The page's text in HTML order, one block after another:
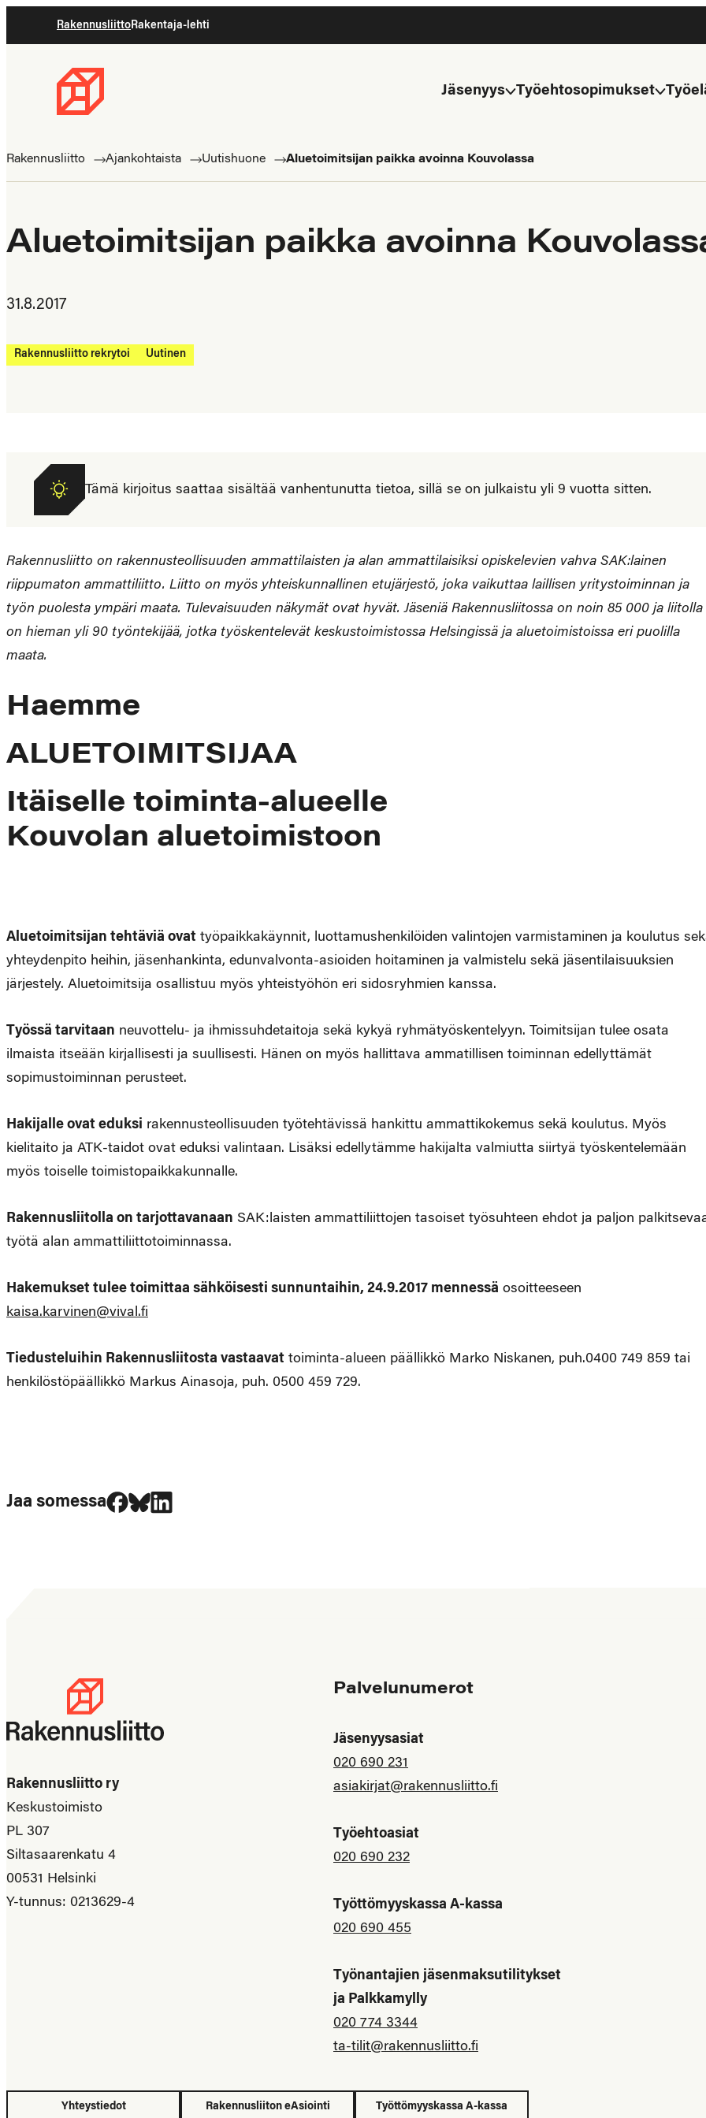
suoraan
RakennusliittoRakentaja-lehti
Rakennusliitto
ammattilaisten
Jäsenyys Työehtosopimukset
Rakennusliitto Ajankohtaista Uutishuone Aluetoimitsijan paikka avoinna Kouvolassa
Aluetoimitsijan paikka avoinna
31.8.2017
Rakennusliitto rekrytoi Uutinen
Tämä kirjoitus saattaa sisältää vanhentunutta tietoa, sillä se on julkaistu yli 9 vuotta sitten.
Rakennusliitto on rakennusteollisuuden ammattilaisten ja alan ammattilaisiksi opiskelevien vahva SAK:lainen
riippumaton ammattiliitto. Liitto on myös yhteiskunnallinen etujärjestö, joka vaikuttaa laillisen yritystoiminnan ja
työn puolesta ympäri maata. Tulevaisuuden näkymät ovat hyvät. Jäseniä Rakennusliitossa on noin 85 000 ja liitolla
on hieman yli 90 työntekijää, jotka työskentelevät keskustoimistossa Helsingissä ja aluetoimistoissa eri puolilla
maata.
Haemme
ALUETOIMITSIJAA
Itäiselle toiminta-alueelle
Kouvolan aluetoimistoon
Aluetoimitsijan tehtäviä ovat työpaikkakäynnit, luottamushenkilöiden valintojen varmistaminen ja koulutus
yhteydenpito heihin, jäsenhankinta, edunvalvonta-asioiden hoitaminen ja valmistelu sekä jäsentilaisuuksien
järjestely. Aluetoimitsija osallistuu myös yhteistyöhön eri sidosryhmien kanssa.
Työssä tarvitaan neuvottelu- ja ihmissuhdetaitoja sekä kykyä ryhmätyöskentelyyn. Toimitsijan tulee osata
ilmaista itseään kirjallisesti ja suullisesti. Hänen on myös hallittava ammatillisen toiminnan edellyttämät
sopimustoiminnan perusteet.
Hakijalle ovat eduksi rakennusteollisuuden työtehtävissä hankittu ammattikokemus sekä koulutus. Myös
kielitaito ja ATK-taidot ovat eduksi valintaan. Lisäksi edellytämme hakijalta valmiutta siirtyä työskentelemään
myös toiselle toimistopaikkakunnalle.
Rakennusliitolla on tarjottavanaan SAK:laisten ammattiliittojen tasoiset työsuhteen ehdot ja paljon
työtä alan ammattiliittotoiminnassa.
Hakemukset tulee toimittaa sähköisesti sunnuntaihin, 24.9.2017 mennessä osoitteeseen
kaisa.karvinen@vival.fi
Tiedusteluihin Rakennusliitosta vastaavat toiminta-alueen päällikkö Marko Niskanen, puh.0400 749 859 tai
henkilöstöpäällikkö Markus Ainasoja, puh. 0500 459 729.
Jaa somessa
Jaa Facebookissa
Jaa Blueskyssa
Jaa LinkedIn:ssä
Rakennusliitto ry
Keskustoimisto
PL 307
Siltasaarenkatu 4
00531 Helsinki
Y-tunnus: 0213629-4
Palvelunumerot
Jäsenyysasiat
020 690 231
asiakirjat@rakennusliitto.fi
Työehtoasiat
020 690 232
Työttömyyskassa A-kassa
020 690 455
Työnantajien jäsenmaksutilitykset
ja Palkkamylly
020 774 3344
ta-tilit@rakennusliitto.fi
Yhteystiedot Rakennusliiton eAsiointi Työttömyyskassa A-kassa